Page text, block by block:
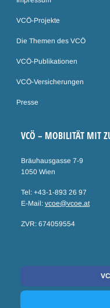
VCÖ-Projekte
Die Themen des VCÖ
VCÖ-Publikationen
VCÖ-Versicherungen
Presse
VCÖ – MOBILITÄT MIT
Bräuhausgasse 7-9
1050 Wien
Tel: +43-1-893 26 97
E-Mail: vcoe@vcoe.at
ZVR: 674059554